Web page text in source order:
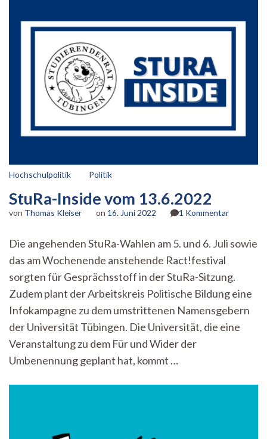
Hochschulpolitik Politik
StuRa-Inside vom 13.6.2022
von Thomas Kleiser on 16. Juni 2022 1 Kommentarzu
vom
Die angehenden StuRa-Wahlen am 5. und 6. Juli sowie
das am Wochenende anstehende Ract!festival
sorgten für Gesprächsstoff in der StuRa-Sitzung.
Zudem plant der Arbeitskreis Politische Bildung eine
Infokampagne zu dem umstrittenen Namensgebern
der Universität Tübingen. Die Universität, die eine
Veranstaltung zu dem Für und Wider der
Umbenennung geplant hat, kommt …